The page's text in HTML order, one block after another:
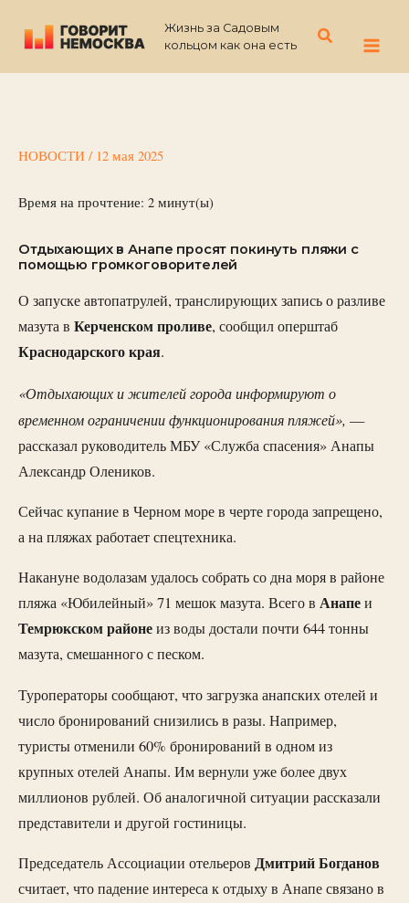
содержимому
Жизнь за Садовым
кольцом как она есть
Поиск
НОВОСТИ / 12 мая 2025
Время на прочтение: 2 минут(ы)
Отдыхающих в Анапе просят покинуть пляжи с
помощью громкоговорителей
О запуске автопатрулей, транслирующих запись о разливе
мазута в Керченском проливе, сообщил оперштаб
Краснодарского края.
«Отдыхающих и жителей города информируют о
временном ограничении функционирования пляжей», —
рассказал руководитель МБУ «Служба спасения» Анапы
Александр Олеников.
Сейчас купание в Черном море в черте города запрещено,
а на пляжах работает спецтехника.
Накануне водолазам удалось собрать со дна моря в районе
пляжа «Юбилейный» 71 мешок мазута. Всего в Анапеи
Темрюкском районеиз воды достали почти 644 тонны
мазута, смешанного с песком.
Туроператоры сообщают, что загрузка анапских отелей и
число бронирований снизились в разы. Например,
туристы отменили 60% бронирований в одном из
крупных отелей Анапы. Им вернули уже более двух
миллионов рублей. Об аналогичной ситуации рассказали
представители и другой гостиницы.
Председатель Ассоциации отельеров Дмитрий Богданов
считает, что падение интереса к отдыху в Анапе связано в